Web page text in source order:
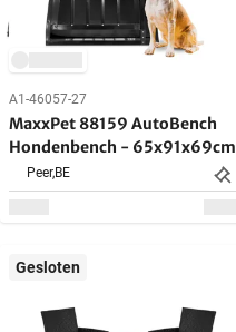
A1-46057-27
MaxxPet 88159 AutoBench
Hondenbench - 65x91x69cm
Peer,BE
Gesloten